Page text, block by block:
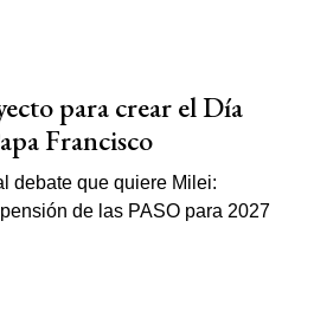
para crear el Día
Francisco